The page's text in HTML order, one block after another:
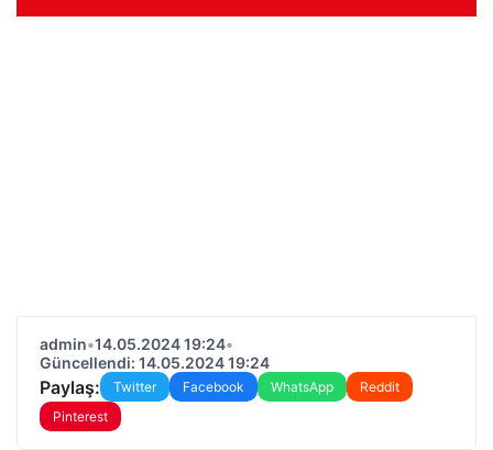
admin•14.05.2024 19:24•
Güncellendi: 14.05.2024 19:24
Paylaş: Twitter Facebook WhatsApp
Reddit
Pinterest